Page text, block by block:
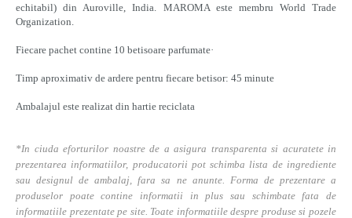
echitabil) din Auroville, India. MAROMA este membru World Trade
Organization.
Fiecare pachet contine 10 betisoare parfumate·
Timp aproximativ de ardere pentru fiecare betisor: 45 minute
Ambalajul este realizat din hartie reciclata
*In ciuda eforturilor noastre de a asigura transparenta si acuratete in
prezentarea informatiilor, producatorii pot schimba lista de ingrediente
sau designul de ambalaj, fara sa ne anunte. Forma de prezentare a
produselor poate contine informatii in plus sau schimbate fata de
informatiile prezentate pe site. Toate informatiile despre produse si pozele